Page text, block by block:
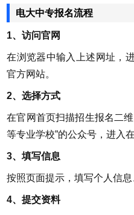
电大中专报名流程
1、访问官网
在浏览器中输入上述网址，
官方网站。
2、选择方式
在官网首页扫描招生报名二
等专业学校”的公众号，进入
3、填写信息
按照页面提示，填写个人信息
4、提交资料